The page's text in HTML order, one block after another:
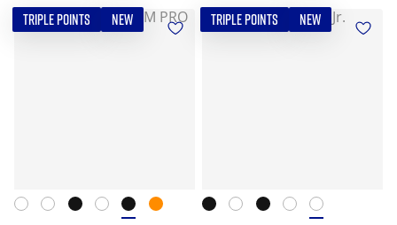
TRIPLE POINTS NEW TRIPLE POINTS NEW